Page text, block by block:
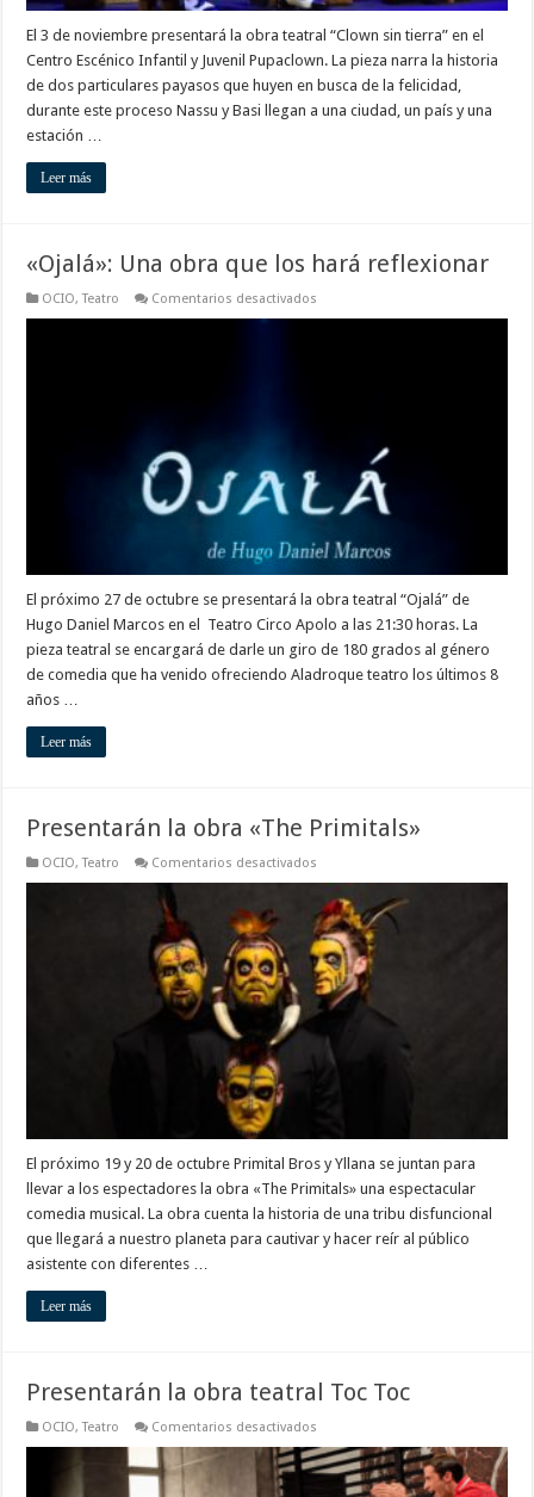
El 3 de noviembre presentará la obra teatral “Clown sin tierra” en el
Centro Escénico Infantil y Juvenil Pupaclown. La pieza narra la historia
de dos particulares payasos que huyen en busca de la felicidad,
durante este proceso Nassu y Basi llegan a una ciudad, un país y una
estación …
Leer más
«Ojalá»: Una obra que los hará reflexionar
OCIO,Teatro Comentarios desactivados
El próximo 27 de octubre se presentará la obra teatral “Ojalá” de
Hugo Daniel Marcos en el Teatro Circo Apolo a las 21:30 horas. La
pieza teatral se encargará de darle un giro de 180 grados al género
de comedia que ha venido ofreciendo Aladroque teatro los últimos 8
años …
Leer más
Presentarán la obra «The Primitals»
OCIO,Teatro Comentarios desactivados
obra
«The
Primitals»
El próximo 19 y 20 de octubre Primital Bros y Yllana se juntan para
llevar a los espectadores la obra «The Primitals» una espectacular
comedia musical. La obra cuenta la historia de una tribu disfuncional
que llegará a nuestro planeta para cautivar y hacer reír al público
asistente con diferentes …
Leer más
Presentarán la obra teatral Toc Toc
OCIO,Teatro Comentarios desactivados
la
obra
teatral